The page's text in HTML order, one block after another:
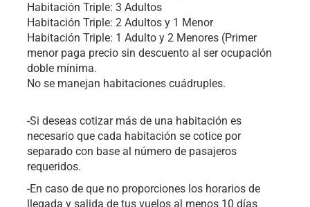
Habitación Triple: 3 Adultos
Habitación Triple: 2 Adultos y 1 Menor
Habitación Triple: 1 Adulto y 2 Menores (Primer
menor paga precio sin descuento al ser ocupación
doble mínima.
No se manejan habitaciones cuádruples.
-Si deseas cotizar más de una habitación es
necesario que cada habitación se cotice por
separado con base al número de pasajeros
requeridos.
-En caso de que no proporciones los horarios de
llegada y salida de tus vuelos al menos 10 días